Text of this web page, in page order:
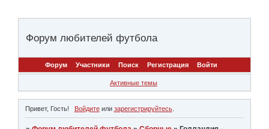
Форум любителей футбола
Форум Участники Поиск Регистрация Войти
Активные темы
Привет, Гость! Войдитеили зарегистрируйтесь.